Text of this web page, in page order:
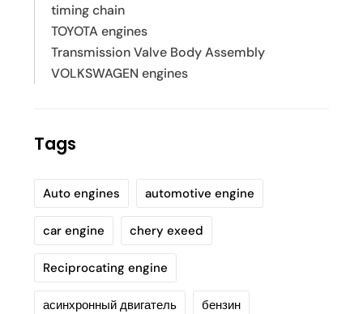
timing chain
TOYOTA engines
Transmission Valve Body Assembly
VOLKSWAGEN engines
Tags
Auto engines automotive engine
car engine chery exeed
Reciprocating engine
асинхронный двигатель бензин